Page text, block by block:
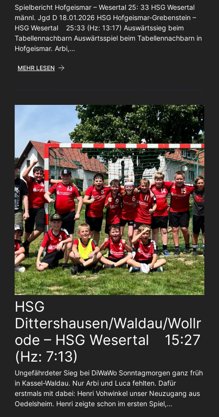
Spielbericht Hofgeismar – Wesertal 25: 33 HSG Wesertal
männl. Jgd D 18.01.2026 HSG Hofgeismar-Grebenstein –
HSG Wesertal 25:33 (Hz: 13:17) Auswärtssieg beim
Tabellennachbarn Auswärtsspiel beim Tabellennachbarn in
Hofgeismar. Arbi,…
MEHR LESEN
HSG
Dittershausen/Waldau/Wollr
ode – HSG Wesertal 15:27
(Hz: 7:13)
Ungefährdeter Sieg bei DiWaWo Sonntagmorgen ganz früh
in Kassel-Waldau. Nur Arbi und Luca fehlten. Dafür
erstmals mit dabei: Henri Vohwinkel unser Neuzugang aus
Oedelsheim. Henri zeigte schon im ersten Spiel,…